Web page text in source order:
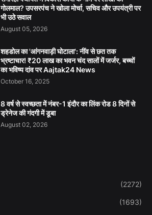
गोलमाल? उपसरपंच ने खोला मोर्चा, सचिव और उपयंत्री पर
भी उठे सवाल
August 05, 2026
शहडोल का 'आंगनवाड़ी घोटाला': नींव से छत तक
भ्रष्टाचार! ₹20 लाख का भवन चंद सालों में जर्जर, बच्चों
का भविष्य दांव पर Aajtak24 News
October 16, 2025
8 वर्ष से स्वच्छता में नंबर-1 इंदौर का लिंक रोड 8 दिनों से
ड्रेनेज की गंदगी में डूबा
August 02, 2026
(2272)
(1693)